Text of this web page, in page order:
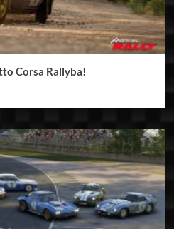
Corsa Rallyba!